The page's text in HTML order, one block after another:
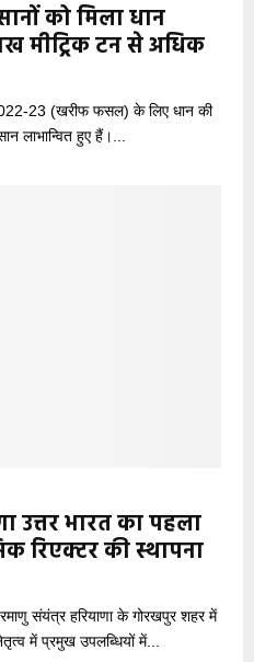
को मिला धान
मीट्रिक टन से अधिक
23 (खरीफ फसल) के लिए धान की
लाभान्वित हुए हैं।...
उत्तर भारत का पहला
रिएक्टर की स्थापना
संयंत्र हरियाणा के गोरखपुर शहर में
में प्रमुख उपलब्धियों में...